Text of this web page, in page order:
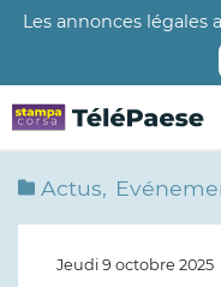
Aller
principal
Les annonces légales
Actus
Jeudi 9 octobre 2025